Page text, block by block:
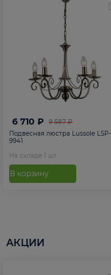
9 587 ₽
6 710 ₽
Подвесная люстра Lussole LSP-
9941
На складе 1 шт
В корзину
АКЦИИ